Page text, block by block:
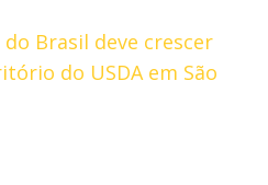
Brasil deve crescer
do USDA em São